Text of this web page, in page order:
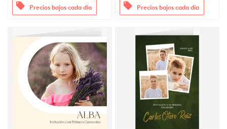
offers Precios bajos cada día offers Precios bajos cada día